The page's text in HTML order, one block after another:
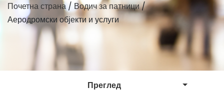
Почетна страна/ Водич за патници/
Аеродромски објекти и услуги
Преглед